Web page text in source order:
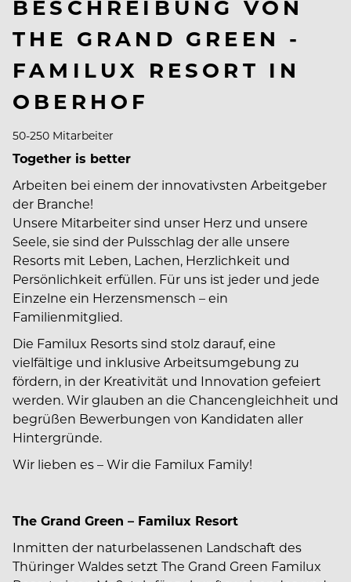
BESCHREIBUNG VON
THE GRAND GREEN -
FAMILUX RESORT IN
OBERHOF
50-250 Mitarbeiter
Together is better
Arbeiten bei einem der innovativsten Arbeitgeber
der Branche!
Unsere Mitarbeiter sind unser Herz und unsere
Seele, sie sind der Pulsschlag der alle unsere
Resorts mit Leben, Lachen, Herzlichkeit und
Persönlichkeit erfüllen. Für uns ist jeder und jede
Einzelne ein Herzensmensch – ein
Familienmitglied.
Die Familux Resorts sind stolz darauf, eine
vielfältige und inklusive Arbeitsumgebung zu
fördern, in der Kreativität und Innovation gefeiert
werden. Wir glauben an die Chancengleichheit und
begrüßen Bewerbungen von Kandidaten aller
Hintergründe.
Wir lieben es – Wir die Familux Family!
The Grand Green – Familux Resort
Inmitten der naturbelassenen Landschaft des
Thüringer Waldes setzt The Grand Green Familux